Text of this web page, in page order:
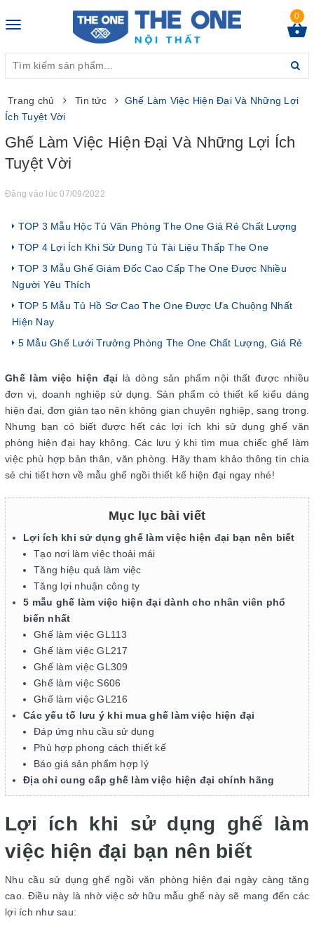
Toggle
0
Trang chủ Tin tức
Ghế Làm Việc Hiện Đại Và Những Lợi
Ích Tuyệt Vời
Ghế Làm Việc Hiện Đại Và Những Lợi Ích
Tuyệt Vời
Đăng vào lúc 07/09/2022
TOP 3 Mẫu Hộc Tủ Văn Phòng The One Giá Rẻ Chất Lượng
TOP 4 Lợi Ích Khi Sử Dụng Tủ Tài Liệu Thấp The One
TOP 3 Mẫu Ghế Giám Đốc Cao Cấp The One Được Nhiều
Người Yêu Thích
TOP 5 Mẫu Tủ Hồ Sơ Cao The One Được Ưa Chuộng Nhất
Hiện Nay
5 Mẫu Ghế Lưới Trưởng Phòng The One Chất Lượng, Giá Rẻ
Ghế làm việc hiện đại là dòng sản phẩm nội thất được nhiều
đơn vị, doanh nghiệp sử dụng. Sản phẩm có thiết kế kiểu dáng
hiện đại, đơn giản tạo nên không gian chuyên nghiệp, sang trọng.
Nhưng bạn có biết được hết các lợi ích khi sử dụng ghế văn
phòng hiện đại hay không. Các lưu ý khi tìm mua chiếc ghế làm
việc phù hợp bản thân, văn phòng. Hãy tham khảo thông tin chia
sẻ chi tiết hơn về mẫu ghế ngồi thiết kế hiện đại ngay nhé!
Mục lục bài viết
Lợi ích khi sử dụng ghế làm việc hiện đại bạn nên biết
Tạo nơi làm việc thoải mái
Tăng hiệu quả làm việc
Tăng lợi nhuận công ty
5 mẫu ghế làm việc hiện đại dành cho nhân viên phổ
biến nhất
Ghế làm việc GL113
Ghế làm việc GL217
Ghế làm việc GL309
Ghế làm việc S606
Ghế làm việc GL216
Các yếu tố lưu ý khi mua ghế làm việc hiện đại
Đáp ứng nhu cầu sử dụng
Phù hợp phong cách thiết kế
Báo giá sản phẩm hợp lý
Địa chỉ cung cấp ghế làm việc hiện đại chính hãng
Lợi ích khi sử dụng ghế làm
việc hiện đại bạn nên biết
Nhu cầu sử dụng ghế ngồi văn phòng hiện đại ngày càng tăng
cao. Điều này là nhờ việc sở hữu mẫu ghế này sẽ mang đến các
lợi ích như sau: